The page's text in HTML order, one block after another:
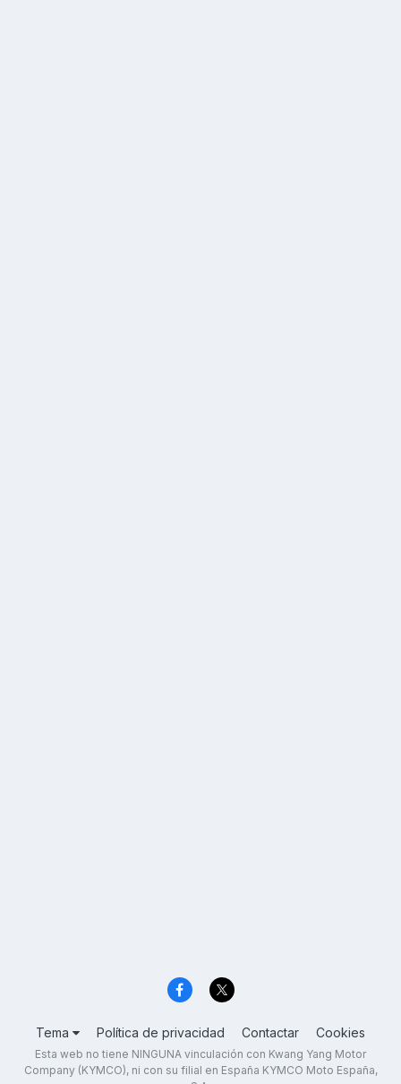
Tema Política de privacidad Contactar Cookies
Esta web no tiene NINGUNA vinculación con Kwang Yang Motor
Company (KYMCO), ni con su filial en España KYMCO Moto España,